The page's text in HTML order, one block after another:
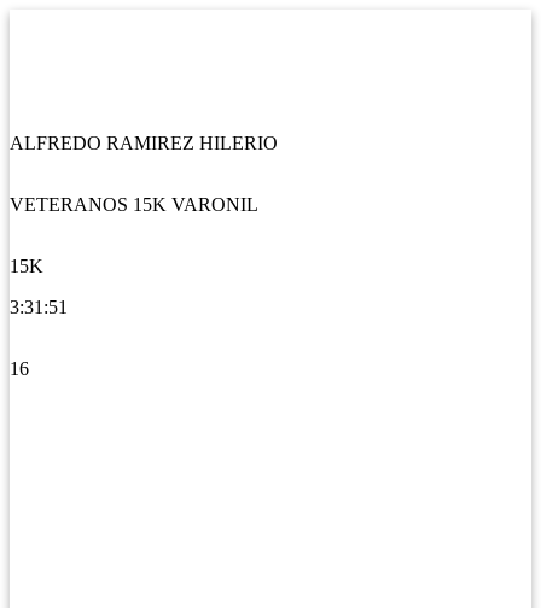
ALFREDO RAMIREZ HILERIO
VETERANOS 15K VARONIL
15K
3:31:51
16